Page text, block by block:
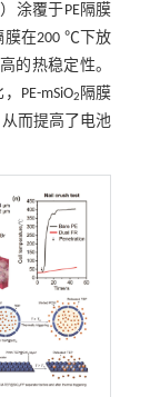
）涂覆于PE隔膜
膜在200 ℃下放
的热稳定性。
PE-mSiO2 隔膜
而提高了电池